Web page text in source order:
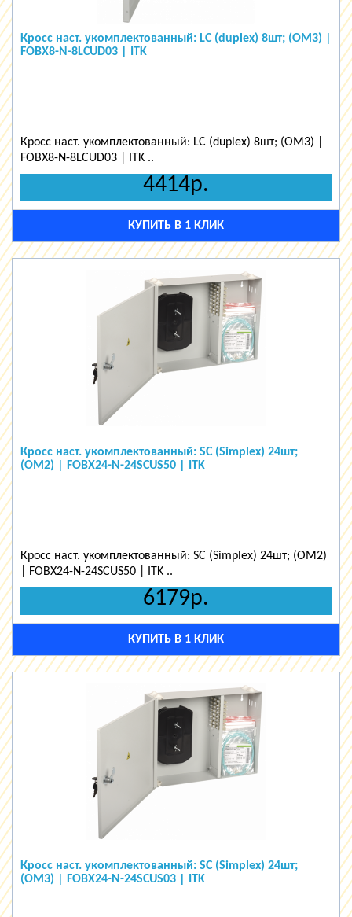
Кросс наст. укомплектованный: LC (duplex) 8шт; (OM3) |
FOBX8-N-8LCUD03 | ITK
Кросс наст. укомплектованный: LC (duplex) 8шт; (OM3) |
FOBX8-N-8LCUD03 | ITK ..
4414р.
КУПИТЬ В 1 КЛИК
Кросс наст. укомплектованный: SC (Simplex) 24шт;
(OM2) | FOBX24-N-24SCUS50 | ITK
Кросс наст. укомплектованный: SC (Simplex) 24шт; (OM2)
| FOBX24-N-24SCUS50 | ITK ..
6179р.
КУПИТЬ В 1 КЛИК
Кросс наст. укомплектованный: SC (Simplex) 24шт;
(OM3) | FOBX24-N-24SCUS03 | ITK